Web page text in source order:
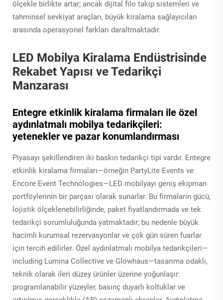
ölçekle birlikte artar; ancak dijital filo takip sistemleri ve
tahminsel sevkiyat araçları, büyük kiralama sağlayıcıları
arasında operasyonel farkları daraltmaktadır.
LED Mobilya Kiralama Endüstrisinde
Rekabet Yapısı ve Tedarikçi
Manzarası
Entegre etkinlik kiralama firmaları ile özel
aydınlatmalı mobilya tedarikçileri:
yetenekler ve pazar konumlandırması
Piyasayı şekillendiren iki baskın tedarikçi tipi vardır. Entegre
etkinlik kiralama firmaları—örneğin PartyLite Events ve
Encore Event Technologies—LED mobilyayı geniş ekipman
portföylerinin bir parçası olarak sunarlar. Bu firmaların gücü,
lojistik ölçeklenebilirliğinde, paket fiyatlandırmada ve tek
tedarikçi sorumluluğunda yatmaktadır; bu nedenle büyük
hacimli kurumsal rezervasyonlar ve çok gün süren fuarlar
için tercih edilirler. Özel aydınlatmalı mobilya tedarikçileri—
including Lumina Collective ve Glowhaus—tasarıma odaklı,
teknik olarak ileri düzey ürünler üzerine yoğunlaşır:
programlanabilir yüzeyler, basınç duyarlı koltuklar ve